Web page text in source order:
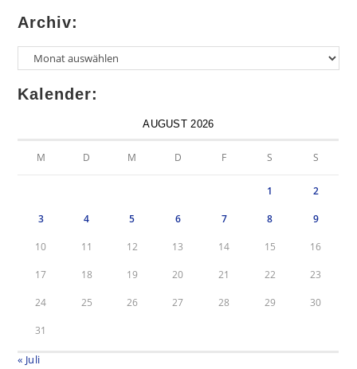
Archiv:
Kalender:
AUGUST 2026
M D M D F S S
1 2
3 4 5 6 7 8 9
10 11 12 13 14 15 16
17 18 19 20 21 22 23
24 25 26 27 28 29 30
31
« Juli